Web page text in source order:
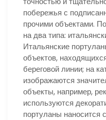
побережья с
прочими объектами.
на два типа:
Итальянские
объектов,
береговой линии; на
изображаются
объекты, например,
используются
портуланы наносится